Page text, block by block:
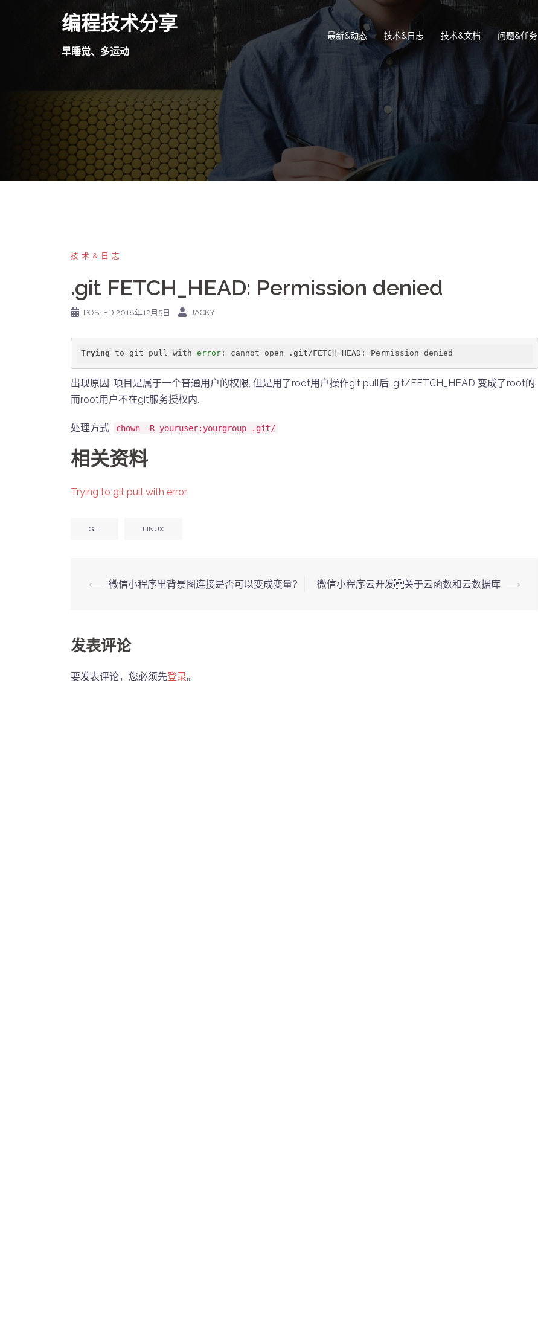
编程技术分享
早睡觉、多运动
最新&动态 技术&日志 技术&文档 问题&任务
技术&日志
.git FETCH_HEAD: Permission denied
POSTED 2018年12月5日 JACKY
Trying to git pull with error
出现原因: 项目是属于一个普通用户的权限, 但是用了root用户操作git pull后 .git/FETCH_HEAD 变成了root的.
而root用户不在git服务授权内.
处理方式: chown -R youruser:yourgroup .git/
相关资料
Trying to git pull with error
GIT LINUX
Post
⟵ 微信小程序里背景图连接是否可以变成变量? 微信小程序云开发关于云函数和云数据库 ⟶
发表评论
要发表评论，您必须先登录。